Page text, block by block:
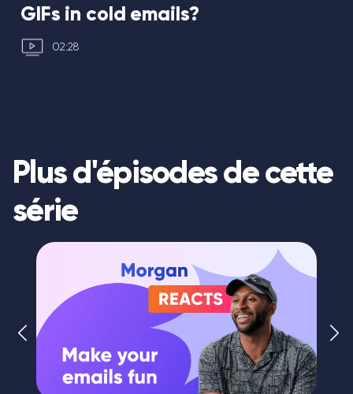
GIFs in cold emails?
02:28
Plus d'épisodes de cette
série